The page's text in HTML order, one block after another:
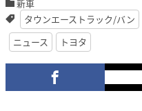
新車
タウンエーストラック/バン
ニュース
トヨタ